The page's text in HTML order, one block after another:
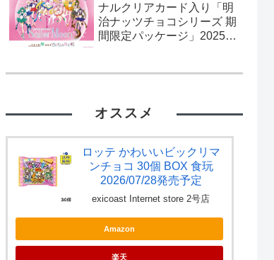
ナルクリアカード入り「明
治ナッツチョコシリーズ 期
間限定パッケージ」2025年
オススメ
ロッテ かわいいビックリマ
ンチョコ 30個 BOX 食玩
2026/07/28発売予定
exicoast Internet store 2号店
Amazon
楽天